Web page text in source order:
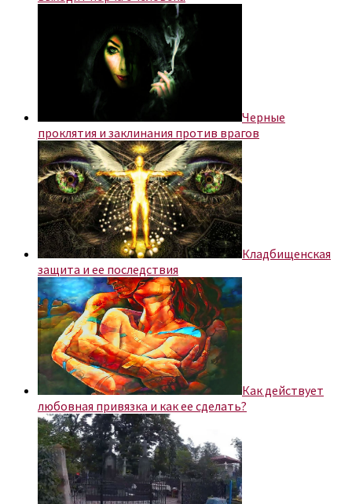
Черные
проклятия и заклинания против врагов
Кладбищенская
защита и ее последствия
Как действует
любовная привязка и как ее сделать?